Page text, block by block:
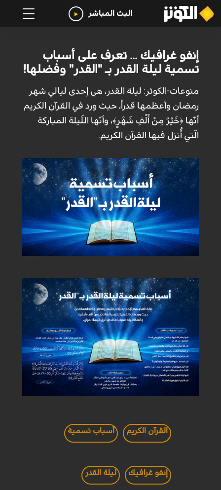
البث المباشر
إنفو غرافيك ... تعرف على أسباب
تسمية ليلة القدر بـ "القدر" وفضلها!
منوعات-الكوثر: ليلة القدر، هي إحدى ليالي شهر
رمضان وأعظمها قدراً، حيث ورد في القرآن الكريم
أنّها ﴿خَيْرٌ مِنْ أَلْفِ شَهْرٍ﴾، وأنّها اللّيلة المباركة
الّتي أُنزل فيها القرآن الكريم.
القرآن الكريم أسباب تسمية
إنفو غرافيك ليلة القدر